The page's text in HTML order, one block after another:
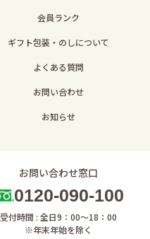
会員ランク
ギフト包装・のしについて
よくある質問
お問い合わせ
お知らせ
お問い合わせ窓口
0120-090-100
受付時間 : 全日9：00～18：00
※年末年始を除く